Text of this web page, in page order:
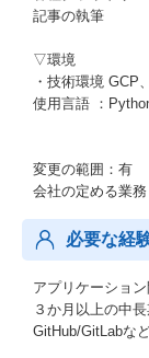
記事の執筆
▽環境
・技術環境 GCP
使用言語 ：
変更の範囲：有
会社の定める業務
必要な経
アプリケーション
３か月以上の中
GitHub/GitLabな